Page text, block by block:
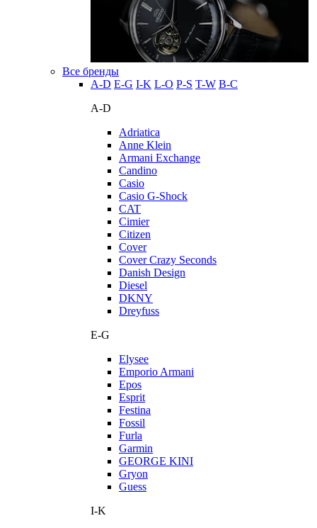
Все бренды
A-D E-G I-K L-O P-S T-W В-С
A-D
Adriatica
Anne Klein
Armani Exchange
Candino
Casio
Casio G-Shock
CAT
Cimier
Citizen
Cover
Cover Crazy Seconds
Danish Design
Diesel
DKNY
Dreyfuss
E-G
Elysee
Emporio Armani
Epos
Esprit
Festina
Fossil
Furla
Garmin
GEORGE KINI
Gryon
Guess
I-K